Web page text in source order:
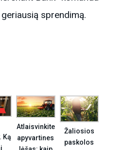
sprendimą.
Ką
Atlaisvinkite
apyvartines
Žaliosios
paskolos